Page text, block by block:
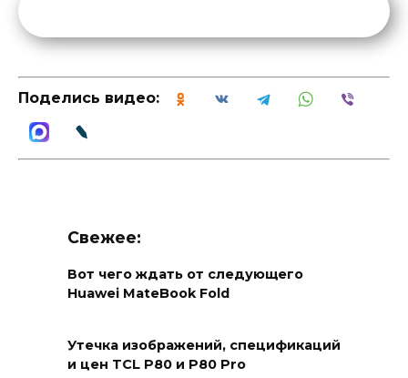
Поделись видео:
Свежее:
Вот чего ждать от следующего
Huawei MateBook Fold
Утечка изображений, спецификаций
и цен TCL P80 и P80 Pro